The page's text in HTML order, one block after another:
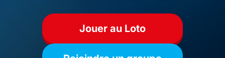
Jouer au Loto